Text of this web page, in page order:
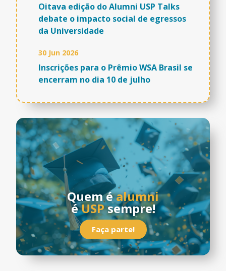
Oitava edição do Alumni USP Talks
debate o impacto social de egressos
da Universidade
30 Jun 2026
Inscrições para o Prêmio WSA Brasil se
encerram no dia 10 de julho
Quem éalumni
éUSPsempre!
Faça parte!